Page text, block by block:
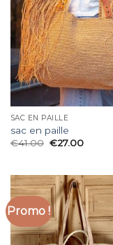
SAC EN PAILLE
sac en paille
€41.00 €27.00
Promo !